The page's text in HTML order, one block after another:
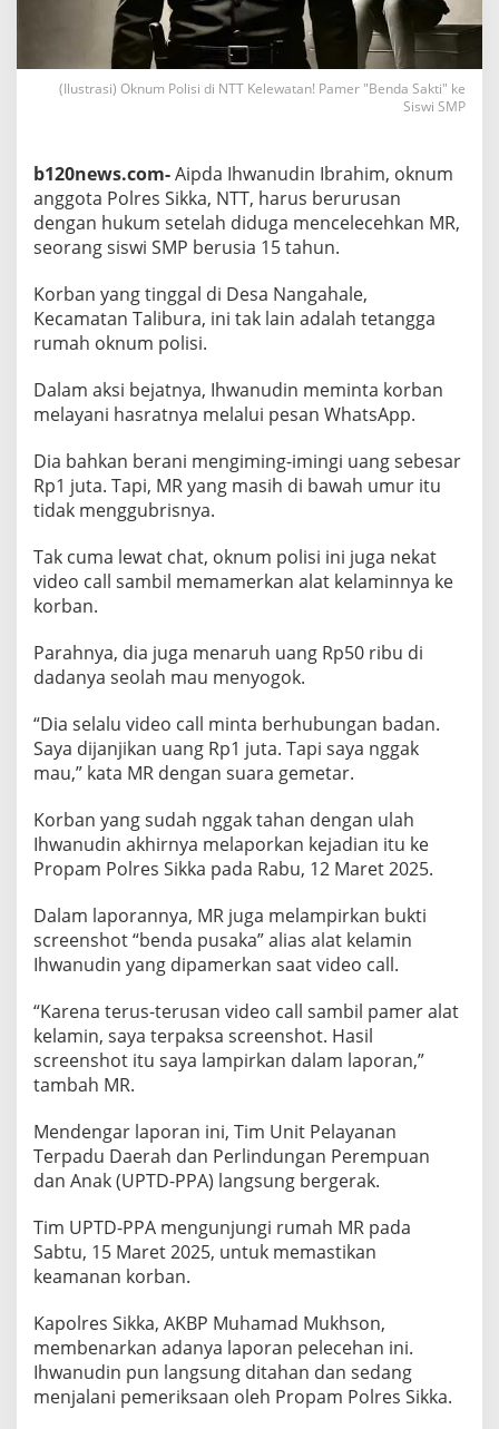
e
w
a
t
P
a
m
e
r
B
e
n
d
S
a
k
"
k
S
i
s
S
M
P
(Ilustrasi) Oknum Polisi di NTT Kelewatan! Pamer "Benda Sakti" ke
Siswi SMP
b120news.com-Aipda Ihwanudin Ibrahim, oknum
anggota Polres Sikka, NTT, harus berurusan
dengan hukum setelah diduga mencelecehkan MR,
seorang siswi SMP berusia 15 tahun.
Korban yang tinggal di Desa Nangahale,
Kecamatan Talibura, ini tak lain adalah tetangga
rumah oknum polisi.
Dalam aksi bejatnya, Ihwanudin meminta korban
melayani hasratnya melalui pesan WhatsApp.
Dia bahkan berani mengiming-imingi uang sebesar
Rp1 juta. Tapi, MR yang masih di bawah umur itu
tidak menggubrisnya.
Tak cuma lewat chat, oknum polisi ini juga nekat
video call sambil memamerkan alat kelaminnya ke
korban.
Parahnya, dia juga menaruh uang Rp50 ribu di
dadanya seolah mau menyogok.
“Dia selalu video call minta berhubungan badan.
Saya dijanjikan uang Rp1 juta. Tapi saya nggak
mau,” kata MR dengan suara gemetar.
Korban yang sudah nggak tahan dengan ulah
Ihwanudin akhirnya melaporkan kejadian itu ke
Propam Polres Sikka pada Rabu, 12 Maret 2025.
Dalam laporannya, MR juga melampirkan bukti
screenshot “benda pusaka” alias alat kelamin
Ihwanudin yang dipamerkan saat video call.
“Karena terus-terusan video call sambil pamer alat
kelamin, saya terpaksa screenshot. Hasil
screenshot itu saya lampirkan dalam laporan,”
tambah MR.
Mendengar laporan ini, Tim Unit Pelayanan
Terpadu Daerah dan Perlindungan Perempuan
dan Anak (UPTD-PPA) langsung bergerak.
Tim UPTD-PPA mengunjungi rumah MR pada
Sabtu, 15 Maret 2025, untuk memastikan
keamanan korban.
Kapolres Sikka, AKBP Muhamad Mukhson,
membenarkan adanya laporan pelecehan ini.
Ihwanudin pun langsung ditahan dan sedang
menjalani pemeriksaan oleh Propam Polres Sikka.